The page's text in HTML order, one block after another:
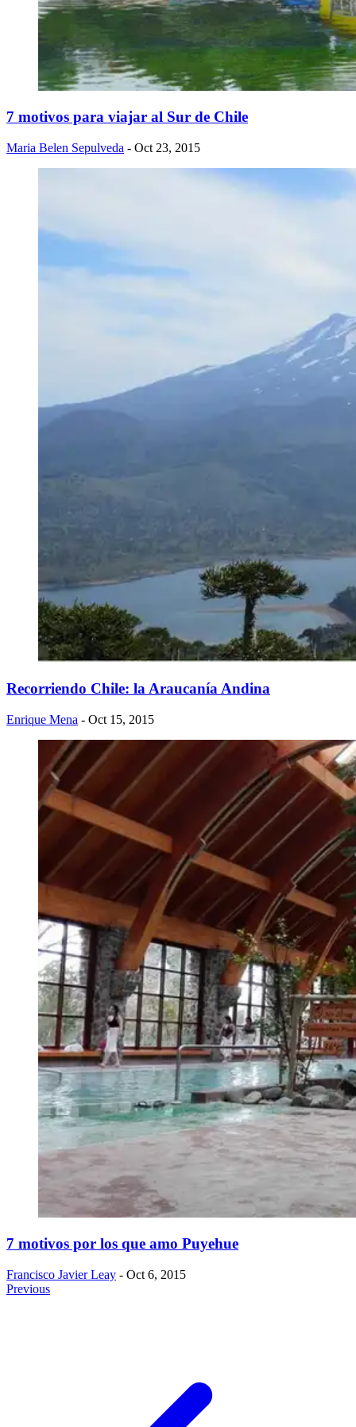
7 motivos para viajar al Sur de Chile
Maria Belen Sepulveda - Oct 23, 2015
Recorriendo Chile: la Araucanía Andina
Enrique Mena - Oct 15, 2015
7 motivos por los que amo Puyehue
Francisco Javier Leay - Oct 6, 2015
Previous